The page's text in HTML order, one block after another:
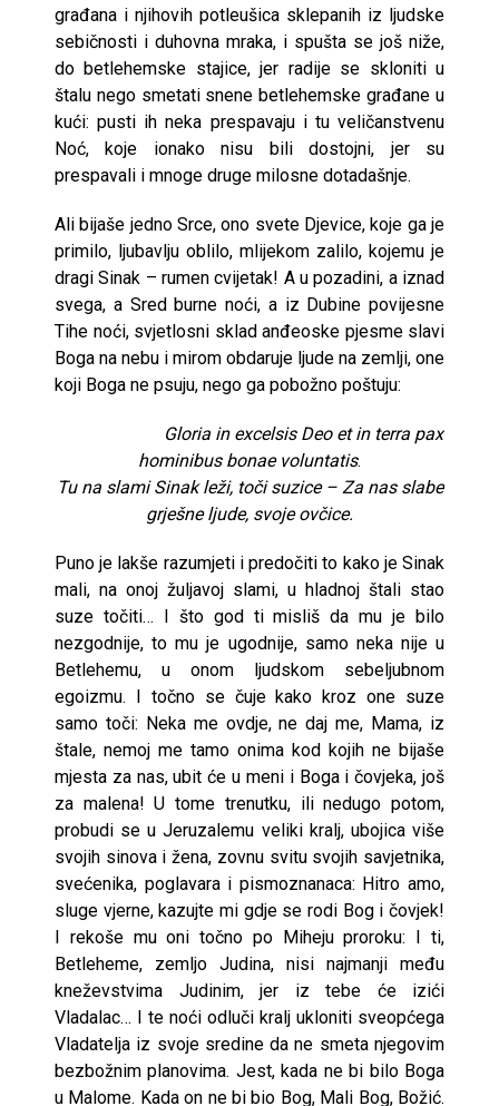
građana i njihovih potleušica sklepanih iz ljudske
sebičnosti i duhovna mraka, i spušta se još niže,
do betlehemske stajice, jer radije se skloniti u
štalu nego smetati snene betlehemske građane u
kući: pusti ih neka prespavaju i tu veličanstvenu
Noć, koje ionako nisu bili dostojni, jer su
prespavali i mnoge druge milosne dotadašnje.
Ali bijaše jedno Srce, ono svete Djevice, koje ga je
primilo, ljubavlju oblilo, mlijekom zalilo, kojemu je
dragi Sinak – rumen cvijetak! A u pozadini, a iznad
svega, a Sred burne noći, a iz Dubine povijesne
Tihe noći, svjetlosni sklad anđeoske pjesme slavi
Boga na nebu i mirom obdaruje ljude na zemlji, one
koji Boga ne psuju, nego ga pobožno poštuju:
Gloria in excelsis Deo et in terra pax
hominibus bonae voluntatis.
Tu na slami Sinak leži, toči suzice – Za nas slabe
grješne ljude, svoje ovčice.
Puno je lakše razumjeti i predočiti to kako je Sinak
mali, na onoj žuljavoj slami, u hladnoj štali stao
suze točiti… I što god ti misliš da mu je bilo
nezgodnije, to mu je ugodnije, samo neka nije u
Betlehemu, u onom ljudskom sebeljubnom
egoizmu. I točno se čuje kako kroz one suze
samo toči: Neka me ovdje, ne daj me, Mama, iz
štale, nemoj me tamo onima kod kojih ne bijaše
mjesta za nas, ubit će u meni i Boga i čovjeka, još
za malena! U tome trenutku, ili nedugo potom,
probudi se u Jeruzalemu veliki kralj, ubojica više
svojih sinova i žena, zovnu svitu svojih savjetnika,
svećenika, poglavara i pismoznanaca: Hitro amo,
sluge vjerne, kazujte mi gdje se rodi Bog i čovjek!
I rekoše mu oni točno po Miheju proroku: I ti,
Betleheme, zemljo Judina, nisi najmanji među
kneževstvima Judinim, jer iz tebe će izići
Vladalac… I te noći odluči kralj ukloniti sveopćega
Vladatelja iz svoje sredine da ne smeta njegovim
bezbožnim planovima. Jest, kada ne bi bilo Boga
u Malome. Kada on ne bi bio Bog, Mali Bog, Božić.